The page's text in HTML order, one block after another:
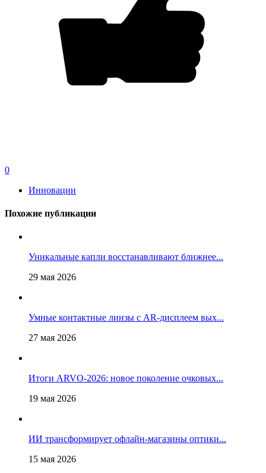
0
Инновации
Похожие публикации
Уникальные капли восстанавливают ближнее...
29 мая 2026
Умные контактные линзы с AR-дисплеем вых...
27 мая 2026
Итоги ARVO-2026: новое поколение очковых...
19 мая 2026
ИИ трансформирует офлайн‑магазины оптики...
15 мая 2026